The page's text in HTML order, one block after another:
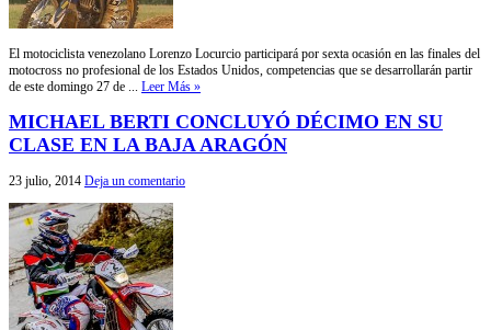
El motociclista venezolano Lorenzo Locurcio participará por sexta ocasión en las finales del
motocross no profesional de los Estados Unidos, competencias que se desarrollarán partir
de este domingo 27 de ... Leer Más »
MICHAEL BERTI CONCLUYÓ DÉCIMO EN SU
CLASE EN LA BAJA ARAGÓN
23 julio, 2014 Deja un comentario